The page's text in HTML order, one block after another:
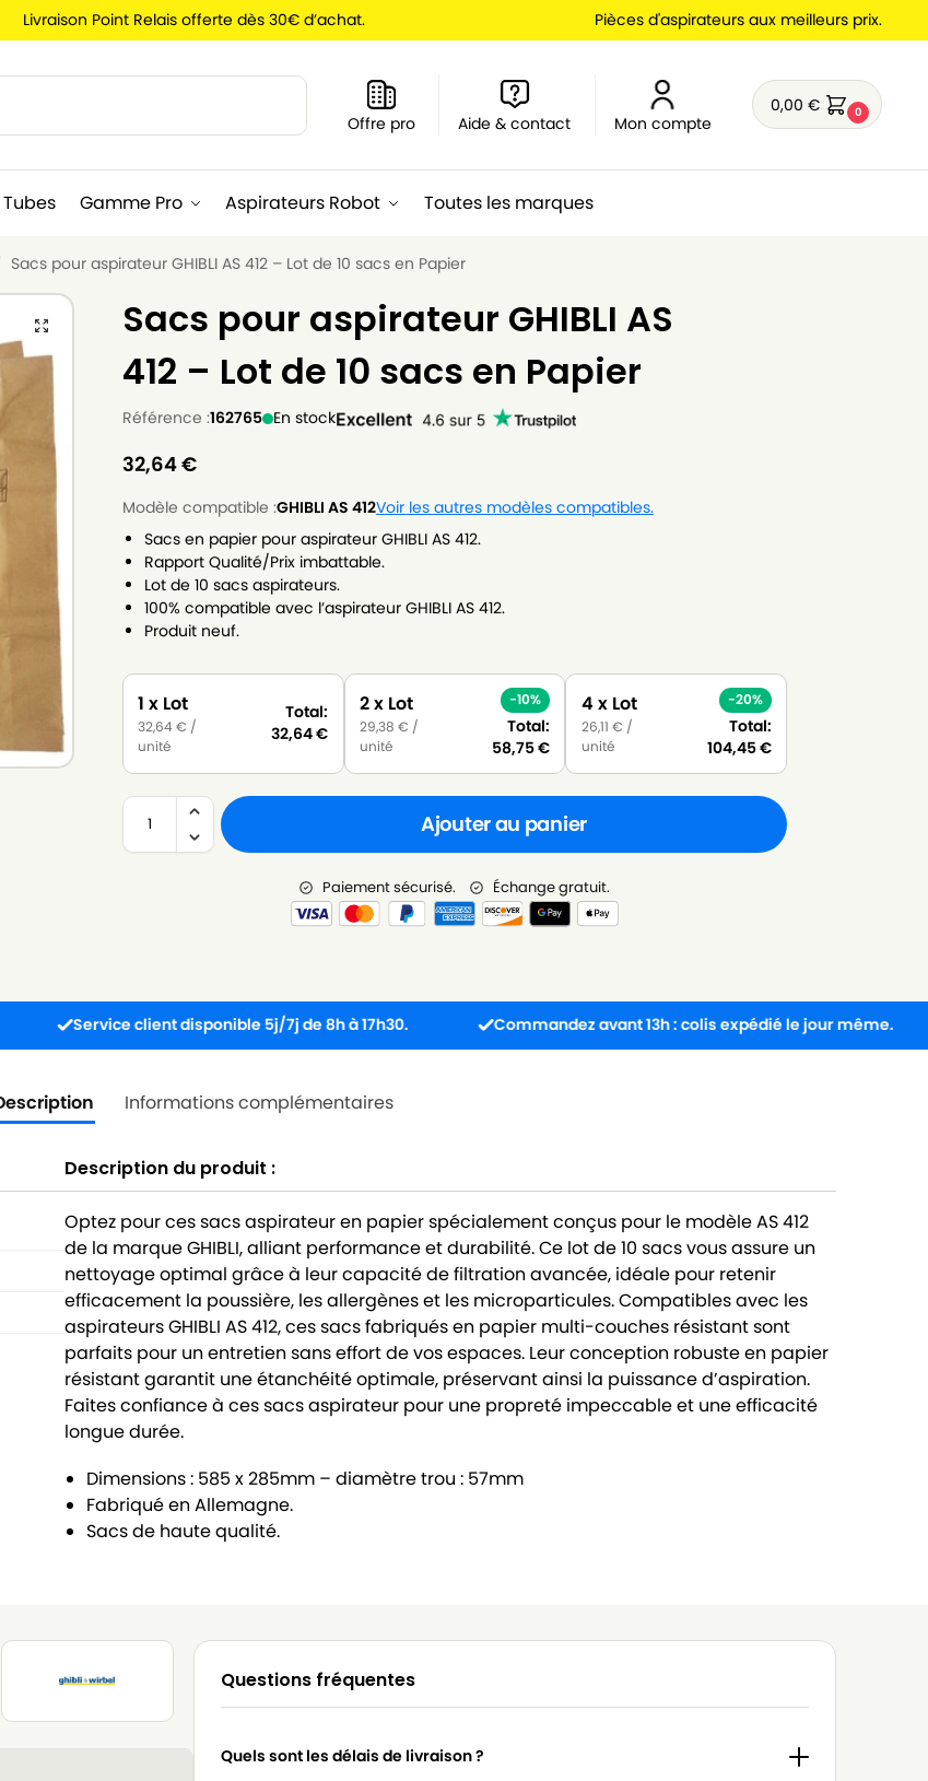
Livraison Point Relais offerte dès 30€ d’achat. Pièces d'aspirateurs aux meilleurs prix.
Offre pro Aide & contact Mon compte
0,00€ 0
Tubes Gamme Pro Aspirateurs Robot Toutes les marques
Sacs pour aspirateur GHIBLI AS 412 – Lot de 10 sacs en Papier
Sacs pour aspirateur GHIBLI AS
412 – Lot de 10 sacs en Papier
Référence :162765 En stock
32,64€
Modèle compatible :GHIBLI AS 412Voir les autres modèles compatibles.
Sacs en papier pour aspirateur GHIBLI AS 412.
Rapport Qualité/Prix imbattable.
Lot de 10 sacs aspirateurs.
100% compatible avec l’aspirateur GHIBLI AS 412.
Produit neuf.
1 x Lot
32,64€ /
unité
Total:
32,64€
2 x Lot
29,38€ /
unité
-10%
Total:
58,75€
4 x Lot
26,11 € /
unité
-20%
Total:
104,45€
Ajouter au panier
Paiement sécurisé. Échange gratuit.
Service client disponible 5j/7j de 8h à 17h30. Commandez avant 13h : colis expédié le jour même.
Informations complémentaires
Description du produit :
Optez pour ces sacs aspirateur en papier spécialement conçus pour le modèle AS 412
de la marque GHIBLI, alliant performance et durabilité. Ce lot de 10 sacs vous assure un
nettoyage optimal grâce à leur capacité de filtration avancée, idéale pour retenir
efficacement la poussière, les allergènes et les microparticules. Compatibles avec les
aspirateurs GHIBLI AS 412, ces sacs fabriqués en papier multi-couches résistant sont
parfaits pour un entretien sans effort de vos espaces. Leur conception robuste en papier
résistant garantit une étanchéité optimale, préservant ainsi la puissance d’aspiration.
Faites confiance à ces sacs aspirateur pour une propreté impeccable et une efficacité
longue durée.
Dimensions : 585 x 285mm – diamètre trou : 57mm
Fabriqué en Allemagne.
Sacs de haute qualité.
Questions fréquentes
Quels sont les délais de livraison ?